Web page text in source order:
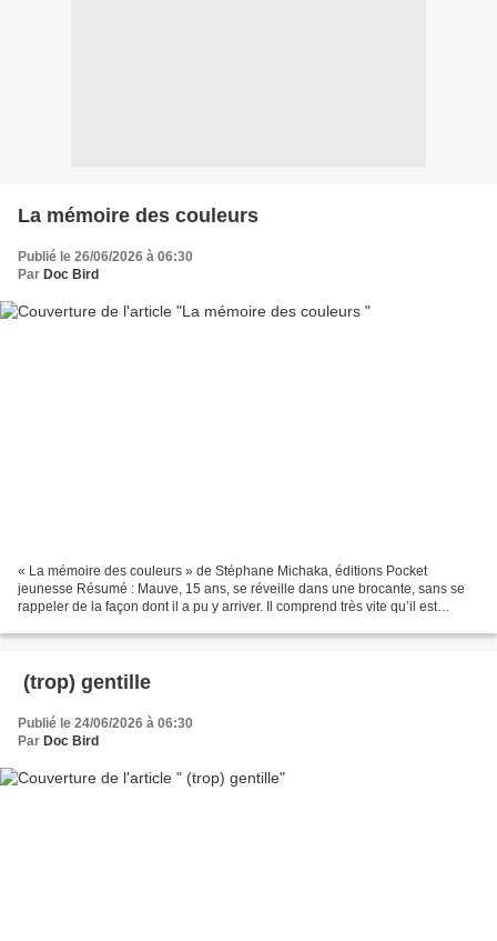
La mémoire des couleurs
Publié le 26/06/2026 à 06:30
Par Doc Bird
« La mémoire des couleurs » de Stéphane Michaka, éditions Pocket
jeunesse Résumé : Mauve, 15 ans, se réveille dans une brocante, sans se
rappeler de la façon dont il a pu y arriver. Il comprend très vite qu’il est
(trop) gentille
Publié le 24/06/2026 à 06:30
Par Doc Bird